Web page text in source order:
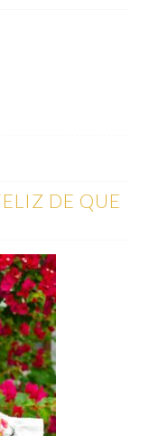
DE QUE